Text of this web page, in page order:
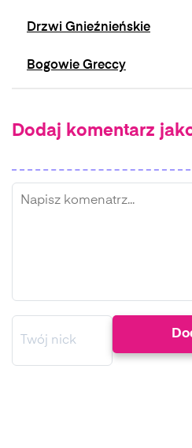
Drzwi Gnieźnieńskie
Bogowie Greccy
Dodaj komentarz